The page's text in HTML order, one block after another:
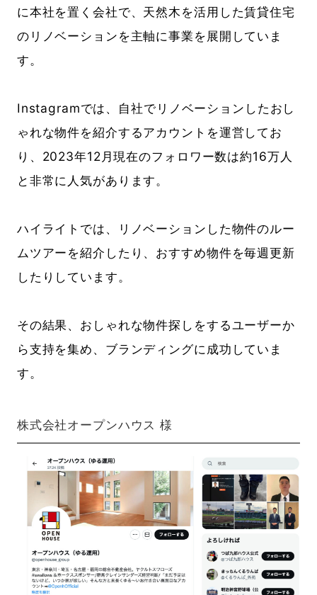
に本社を置く会社で、天然木を活用した賃貸住宅
のリノベーションを主軸に事業を展開していま
す。
Instagramでは、自社でリノベーションしたおし
ゃれな物件を紹介するアカウントを運営してお
り、2023年12月現在のフォロワー数は約16万人
と非常に人気があります。
ハイライトでは、リノベーションした物件のルー
ムツアーを紹介したり、おすすめ物件を毎週更新
したりしています。
その結果、おしゃれな物件探しをするユーザーか
ら支持を集め、ブランディングに成功していま
す。
株式会社オープンハウス 様